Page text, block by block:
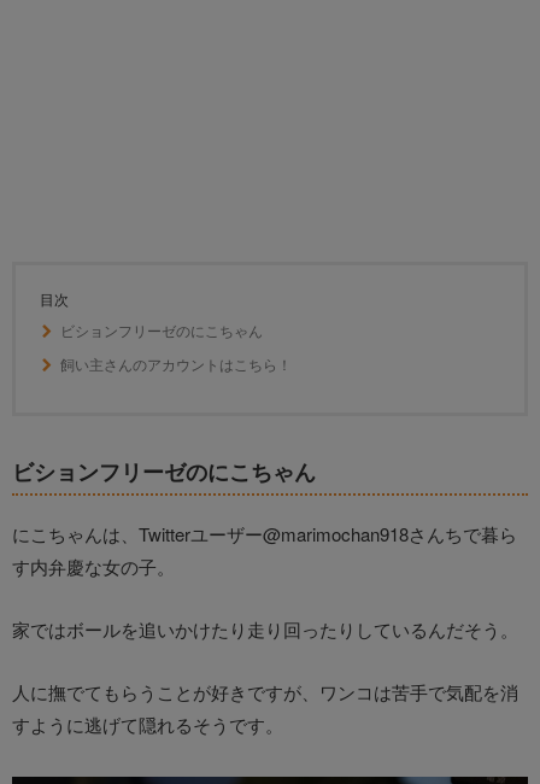
目次
ビションフリーゼのにこちゃん
飼い主さんのアカウントはこちら！
ビションフリーゼのにこちゃん
にこちゃんは、Twitterユーザー@marimochan918さんちで暮ら
す内弁慶な女の子。
家ではボールを追いかけたり走り回ったりしているんだそう。
人に撫でてもらうことが好きですが、ワンコは苦手で気配を消
すように逃げて隠れるそうです。